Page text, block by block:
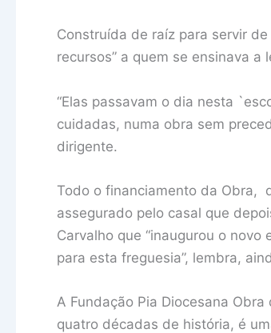
Construída de raíz para servir
recursos” a quem se ensinava
“Elas passavam o dia nesta
cuidadas, numa obra sem
dirigente.
Todo o financiamento da Obra,
assegurado pelo casal que
Carvalho que “inaugurou o
para esta freguesia”, lembra,
A Fundação Pia Diocesana
quatro décadas de história, é